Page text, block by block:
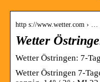
http s://www.wetter.com › …
Wetter
Wetter Östringen: 7-
Wetter Östringen 7-